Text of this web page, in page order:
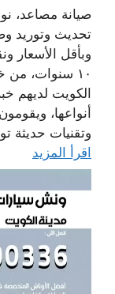
صيانة مصاعد،
تحديث وتوريد
وبأقل الأسعار
١٠ سنوات،
الكويت لديهم
أنواعها،
وتقنيات حديثة
اقرأ المزيد